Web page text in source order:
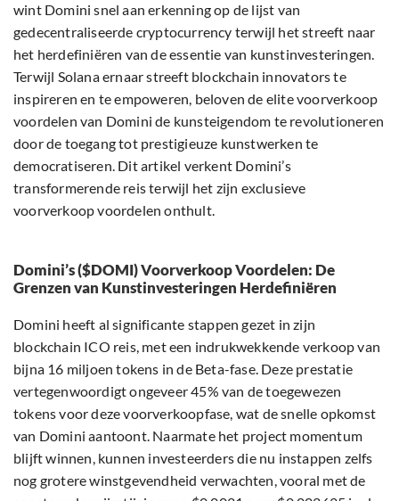
wint Domini snel aan erkenning op de lijst van
gedecentraliseerde cryptocurrency terwijl het streeft naar
het herdefiniëren van de essentie van kunstinvesteringen.
Terwijl Solana ernaar streeft blockchain innovators te
inspireren en te empoweren, beloven de elite voorverkoop
voordelen van Domini de kunsteigendom te revolutioneren
door de toegang tot prestigieuze kunstwerken te
democratiseren. Dit artikel verkent Domini’s
transformerende reis terwijl het zijn exclusieve
voorverkoop voordelen onthult.
Domini’s ($DOMI) Voorverkoop Voordelen: De
Grenzen van Kunstinvesteringen Herdefiniëren
Domini heeft al significante stappen gezet in zijn
blockchain ICO reis, met een indrukwekkende verkoop van
bijna 16 miljoen tokens in de Beta-fase. Deze prestatie
vertegenwoordigt ongeveer 45% van de toegewezen
tokens voor deze voorverkoopfase, wat de snelle opkomst
van Domini aantoont. Naarmate het project momentum
blijft winnen, kunnen investeerders die nu instappen zelfs
nog grotere winstgevendheid verwachten, vooral met de